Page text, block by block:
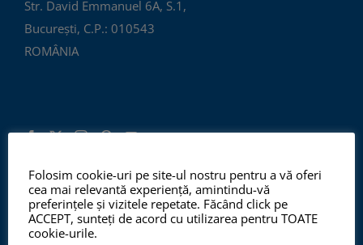
Str. David Emmanuel 6A, S.1,
București, C.P.: 010543
ROMÂNIA
ISO 9001:2015, ISO 14001:2015
Folosim cookie-uri pe site-ul nostru pentru a vă oferi
cea mai relevantă experiență, amintindu-vă
preferințele și vizitele repetate. Făcând click pe
ACCEPT, sunteți de acord cu utilizarea pentru TOATE
cookie-urile.